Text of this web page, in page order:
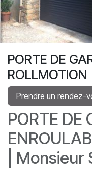
PORTE DE
ROLLMOTION
Prendre un rendez-
PORTE DE
|